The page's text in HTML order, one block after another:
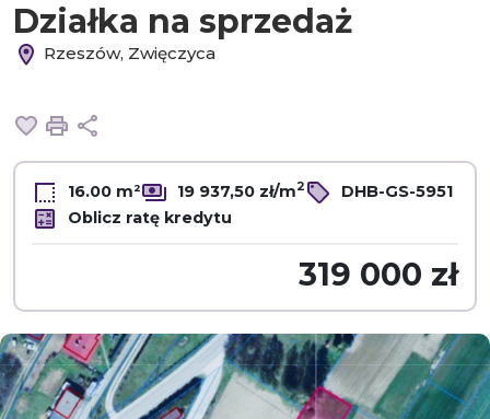
Działka na sprzedaż
Rzeszów, Zwięczyca
Dodaj do ulubionych
Drukuj
16.00 m² 19 937,50 zł/m2
DHB-GS-5951
Oblicz ratę kredytu
319 000 zł